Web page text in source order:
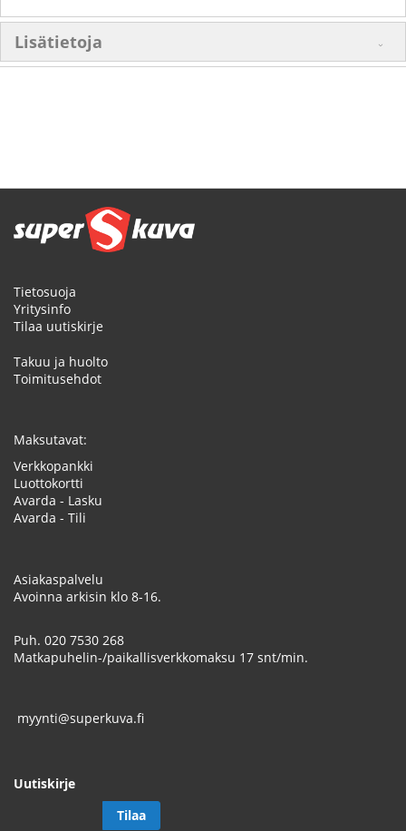
Lisätietoja
Tietosuoja
Yritysinfo
Tilaa uutiskirje
Takuu ja huolto
Toimitusehdot
Maksutavat:
Verkkopankki
Luottokortti
Avarda - Lasku
Avarda - Tili
Asiakaspalvelu
Avoinna arkisin klo 8-16.
Puh. 020 7530 268
Matkapuhelin-/paikallisverkkomaksu 17 snt/min.
myynti@superkuva.fi
Uutiskirje
Tilaa